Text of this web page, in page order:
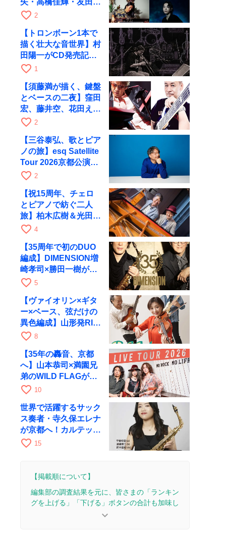
矢・高橋佳輝・友田ジ
ュンと9月28日にRAG
favorite_border 2
【トロンボーン1本で
描く壮大な音世界】村
田陽一がCD発売記念
ツアーで9月4日に京
favorite_border 1
【須藤満が描く、鍵盤
とベースの二夜】窪田
宏、藤井空、花田えみ
と京都RAGで共演
favorite_border 2
【三谷泰弘、歌とピア
ノの旅】esq Satellite
Tour 2026京都公演を
10月に開催
favorite_border 2
【祝15周年、チェロ
とピアノで紡ぐ二人
旅】柏木広樹＆光田健
一が11月12日に京都
favorite_border 4
【35周年で初のDUO
編成】DIMENSION増
崎孝司×勝田一樹が10
月11日に京都RAGへ
favorite_border 5
【ヴァイオリン×ギタ
ー×ベース、弦だけの
異色編成】山形発RIM
が初全国ツアーで8月
favorite_border 8
【35年の轟音、京都
へ】山本恭司×満園兄
弟のWILD FLAGが8
月6日にRAGでライブ
favorite_border 10
世界で活躍するサック
ス奏者・寺久保エレナ
が京都へ！カルテッ
ト・ツアー京都公演を
favorite_border 15
【掲載順について】
編集部の調査結果を元に、皆さまの「ランキン
グを上げる」「下げる」ボタンの合計も加味し
keyboard_arrow_down